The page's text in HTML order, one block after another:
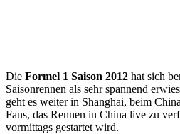
Die Formel 1 Saison 2012 hat sich
Saisonrennen als sehr spannend
geht es weiter in Shanghai, beim
Fans, das Rennen in China live zu
vormittags gestartet wird.